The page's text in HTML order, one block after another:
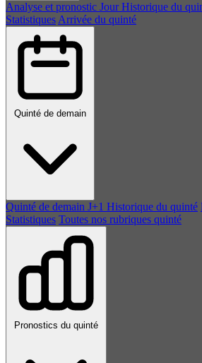
Analyse et pronostic Jour Historique du
Statistiques Arrivée du quinté
Quinté de demain
Quinté de demain J+1 Historique du quinté
Statistiques Toutes nos rubriques quinté
Pronostics du quinté